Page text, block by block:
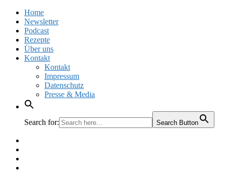
Home
Newsletter
Podcast
Rezepte
Über uns
Kontakt
Kontakt
Impressum
Datenschutz
Presse & Media
Search for: Search Button